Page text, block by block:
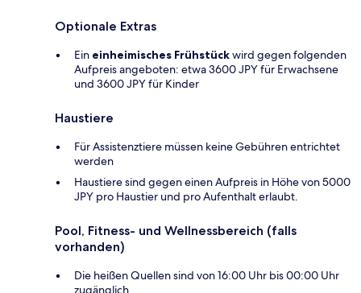
Optionale Extras
Ein einheimisches Frühstückwird gegen folgenden
Aufpreis angeboten: etwa 3600 JPY für Erwachsene
und 3600 JPY für Kinder
Haustiere
Für Assistenztiere müssen keine Gebühren entrichtet
werden
Haustiere sind gegen einen Aufpreis in Höhe von 5000
JPY pro Haustier und pro Aufenthalt erlaubt.
Pool, Fitness- und Wellnessbereich (falls
vorhanden)
Die heißen Quellen sind von 16:00 Uhr bis 00:00 Uhr
zugänglich.